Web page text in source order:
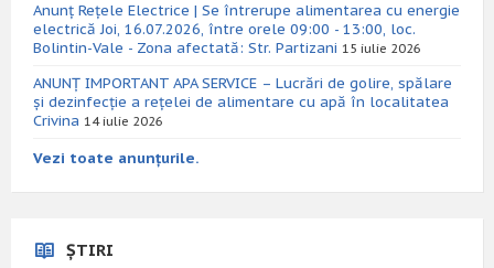
Anunț Rețele Electrice | Se întrerupe alimentarea cu energie
electrică Joi, 16.07.2026, între orele 09:00 - 13:00, loc.
Bolintin-Vale - Zona afectată: Str. Partizani 15 iulie 2026
ANUNȚ IMPORTANT APA SERVICE – Lucrări de golire, spălare
și dezinfecție a rețelei de alimentare cu apă în localitatea
Crivina 14 iulie 2026
Vezi toate anunțurile.
ȘTIRI